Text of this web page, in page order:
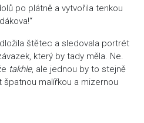
po plátně a vytvořila tenkou
štětec a sledovala portrét
který by tady měla. Ne.
takhle, ale jednou by to stejně
malířkou a mizernou